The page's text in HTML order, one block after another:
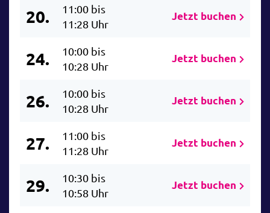
20.
11:00 bis
11:28 Uhr
Jetzt buchen
24.
10:00 bis
10:28 Uhr
Jetzt buchen
26.
10:00 bis
10:28 Uhr
Jetzt buchen
27.
11:00 bis
11:28 Uhr
Jetzt buchen
29.
10:30 bis
10:58 Uhr
Jetzt buchen